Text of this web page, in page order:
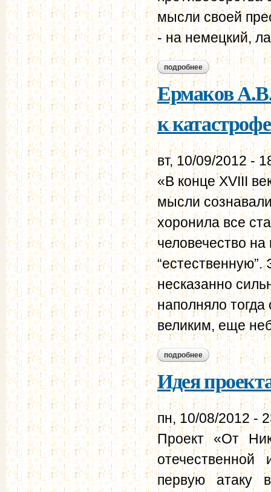
мысли своей
- на немецкий,
подробнее о обозрение
Ермаков
к
вт, 10/09/2012 -
«В конце XVIII
мысли
хоронила все
человечество
несказанно
наполняло
великим, еще
подробнее о ермаков а.в. xix
Идея
пн, 10/08/2012 -
Проект «От
отечественной
первую атаку